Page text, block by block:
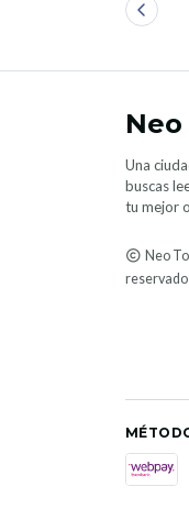
Una
buscas
tu mejor
Neo